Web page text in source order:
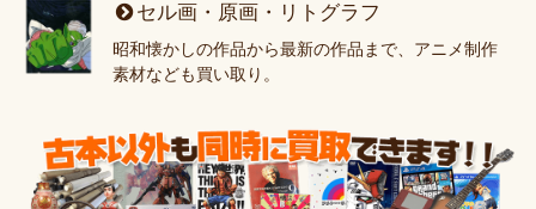
セル画・原画・リトグラフ
昭和懐かしの作品から最新の作品まで、アニメ制作
素材なども買い取り。